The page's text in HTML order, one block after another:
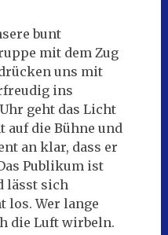
bunt
mit dem Zug
uns mit
ins
geht das Licht
auf die Bühne und
an klar, dass er
Publikum ist
lässt sich
los. Wer lange
die Luft wirbeln.